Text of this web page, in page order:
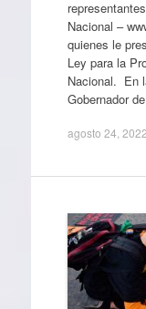
Nacional –
quienes le
Ley para la
Nacional. En
Gobernador
agosto 24, 2022